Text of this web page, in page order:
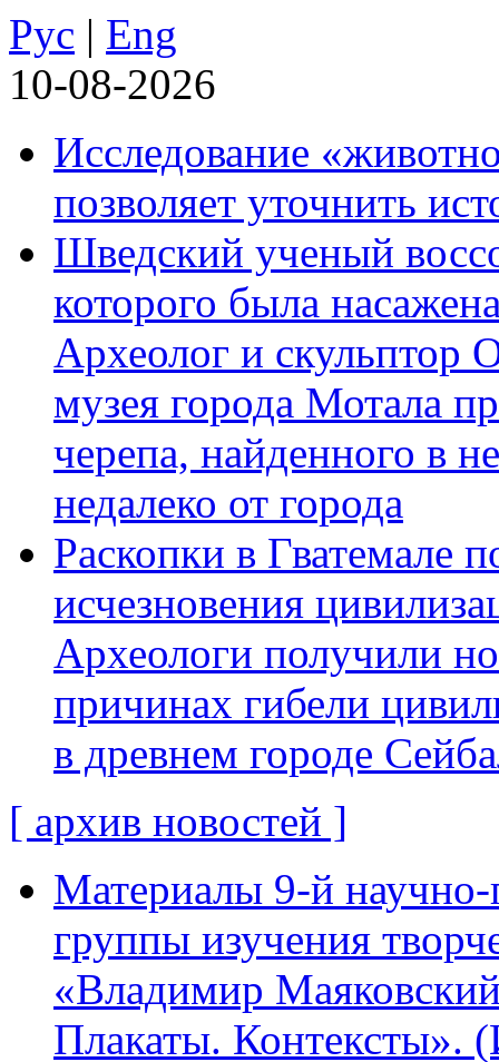
Рус | Eng
10-08-2026
Исследование
позволяет уточнить
Шведский ученый
которого была
Археолог и скульптор
музея города Мотала
черепа, найденного в
недалеко от города
Раскопки в Гватемале
исчезновения
Археологи получили
причинах гибели
в древнем городе
[ архив новостей ]
Материалы 9-й научно-
группы изучения
«Владимир
Плакаты.